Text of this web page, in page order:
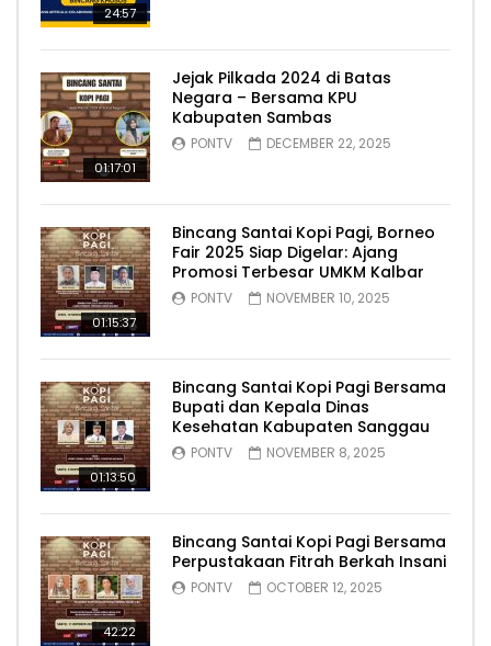
24:57
01:17:01
Jejak Pilkada 2024 di Batas
Negara – Bersama KPU
Kabupaten Sambas
PONTV DECEMBER 22, 2025
01:15:37
Bincang Santai Kopi Pagi, Borneo
Fair 2025 Siap Digelar: Ajang
Promosi Terbesar UMKM Kalbar
PONTV NOVEMBER 10, 2025
01:13:50
Bincang Santai Kopi Pagi Bersama
Bupati dan Kepala Dinas
Kesehatan Kabupaten Sanggau
PONTV NOVEMBER 8, 2025
42:22
Bincang Santai Kopi Pagi Bersama
Perpustakaan Fitrah Berkah Insani
PONTV OCTOBER 12, 2025